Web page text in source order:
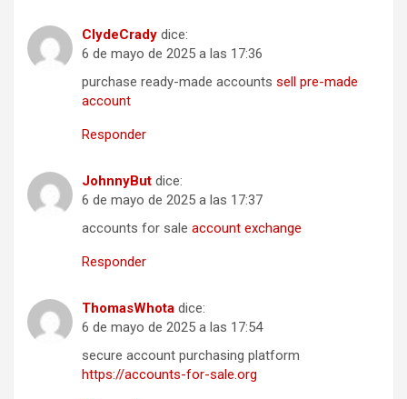
ClydeCrady dice:
6 de mayo de 2025 a las 17:36
purchase ready-made accounts sell pre-made
account
Responder
JohnnyBut dice:
6 de mayo de 2025 a las 17:37
accounts for sale account exchange
Responder
ThomasWhota dice:
6 de mayo de 2025 a las 17:54
secure account purchasing platform
https://accounts-for-sale.org